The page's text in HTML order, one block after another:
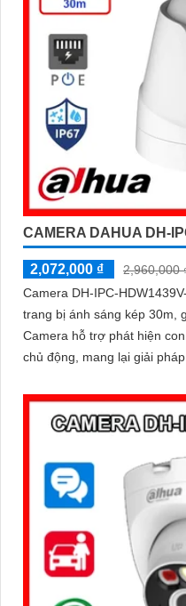
CAMERA DAHUA DH-
2,072,000 ₫
2,960,000
Camera DH-IPC-
trang bị ánh sáng kép 30m,
Camera hỗ trợ phát hiện
chủ động, mang lại giải